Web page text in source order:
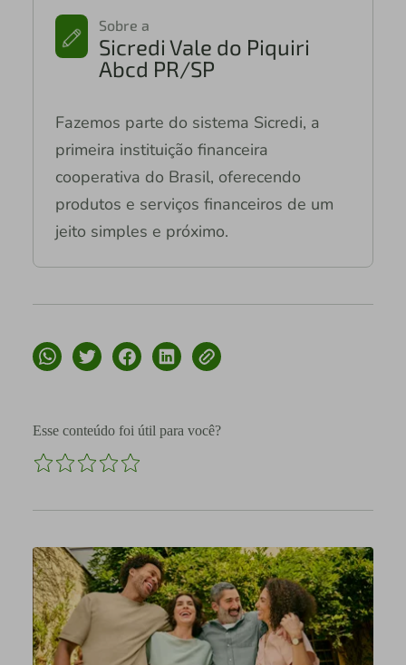
Sobre a
Sicredi Vale do Piquiri
Abcd PR/SP
Fazemos parte do sistema Sicredi, a
primeira instituição financeira
cooperativa do Brasil, oferecendo
produtos e serviços financeiros de um
jeito simples e próximo.
Esse conteúdo foi útil para você?